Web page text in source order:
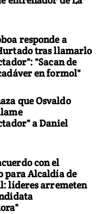
responde a
tras llamarlo
"Sacan de
en formol"
que Osvaldo
a Daniel
con el
para Alcaldía de
líderes arremeten